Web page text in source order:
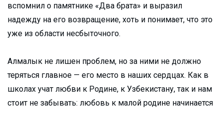
вспомнил о памятнике «Два брата» и выразил
надежду на его возвращение, хоть и понимает, что это
уже из области несбыточного.
Алмалык не лишен проблем, но за ними не должно
теряться главное — его место в наших сердцах. Как в
школах учат любви к Родине, к Узбекистану, так и нам
стоит не забывать: любовь к малой родине начинается